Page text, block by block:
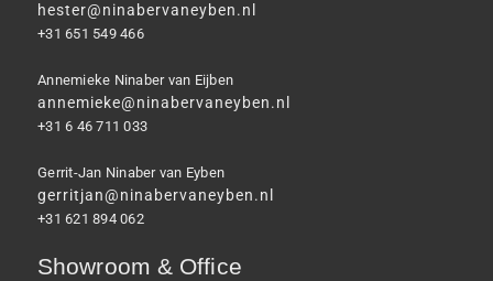
hester@ninabervaneyben.nl
+31 651 549 466
Annemieke Ninaber van Eijben
annemieke@ninabervaneyben.nl
+31 6 46 711 033
Gerrit-Jan Ninaber van Eyben
gerritjan@ninabervaneyben.nl
+31 621 894 062
Showroom & Office